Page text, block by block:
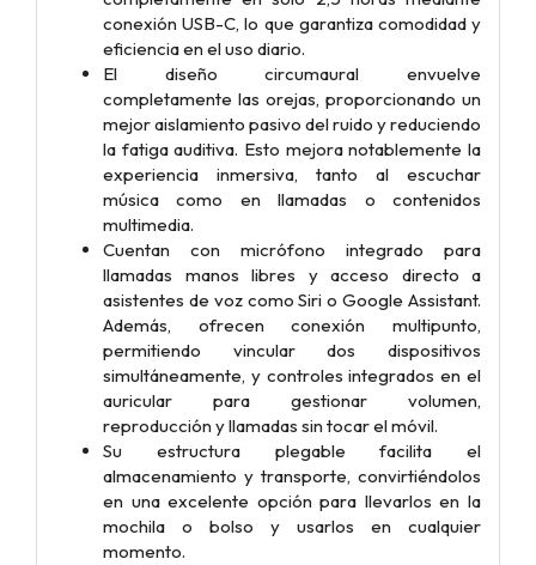
conexión USB-C, lo que garantiza comodidad y
eficiencia en el uso diario.
El diseño circumaural envuelve
completamente las orejas, proporcionando un
mejor aislamiento pasivo del ruido y reduciendo
la fatiga auditiva. Esto mejora notablemente la
experiencia inmersiva, tanto al escuchar
música como en llamadas o contenidos
multimedia.
Cuentan con micrófono integrado para
llamadas manos libres y acceso directo a
asistentes de voz como Siri o Google Assistant.
Además, ofrecen conexión multipunto,
permitiendo vincular dos dispositivos
simultáneamente, y controles integrados en el
auricular para gestionar volumen,
reproducción y llamadas sin tocar el móvil.
Su estructura plegable facilita el
almacenamiento y transporte, convirtiéndolos
en una excelente opción para llevarlos en la
mochila o bolso y usarlos en cualquier
momento.